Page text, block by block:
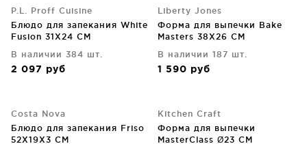
P.L. Proff Cuisine
Блюдо для запекания White
Fusion 31X24 CM
В наличии 384 шт.
2 097 руб
Liberty Jones
Форма для выпечки Bake
Masters 38X26 CM
В наличии 187 шт.
1 590 руб
Costa Nova
Блюдо для запекания Friso
52X19X3 CM
Kitchen Craft
Форма для выпечки
MasterClass Ø23 CM